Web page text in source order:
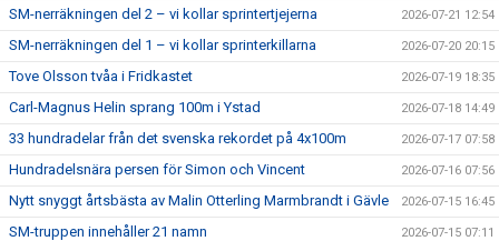
SM-nerräkningen del 2 – vi kollar sprintertjejerna 2026-07-21 12:54
SM-nerräkningen del 1 – vi kollar sprinterkillarna 2026-07-20 20:15
Tove Olsson tvåa i Fridkastet 2026-07-19 18:35
Carl-Magnus Helin sprang 100m i Ystad 2026-07-18 14:49
33 hundradelar från det svenska rekordet på 4x100m 2026-07-17 07:58
Hundradelsnära persen för Simon och Vincent 2026-07-16 07:56
Nytt snyggt årtsbästa av Malin Otterling Marmbrandt i Gävle 2026-07-15 16:45
SM-truppen innehåller 21 namn 2026-07-15 07:11